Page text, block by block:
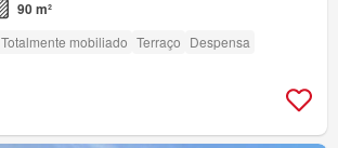
90 m²
Totalmente mobiliado Terraço Despensa